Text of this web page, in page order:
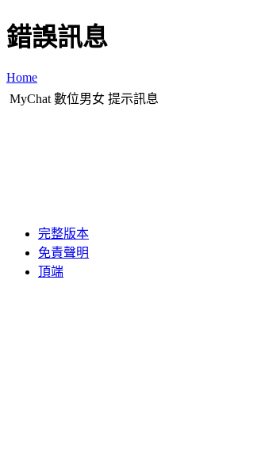
錯誤訊息
Home
MyChat 數位男女 提示訊息
完整版本
免責聲明
頂端